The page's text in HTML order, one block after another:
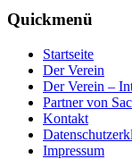
Quickmenü
Startseite
Der Verein
Der Verein –
Partner von
Kontakt
Impressum